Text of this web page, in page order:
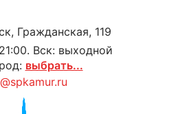
Гражданская, 119
Вск: выходной
выбрать...